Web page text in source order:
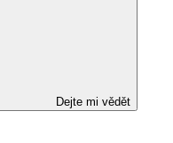
Dejte mi vědět